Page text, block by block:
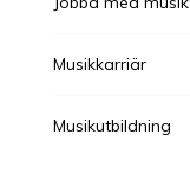
Musikkarriär
Musikutbildning